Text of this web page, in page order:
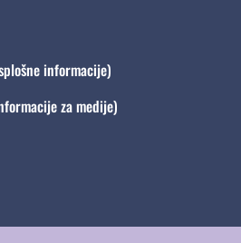
informacije)
za medije)